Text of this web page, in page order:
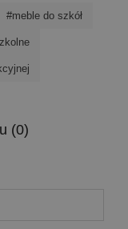
#meble do szkół
(0)